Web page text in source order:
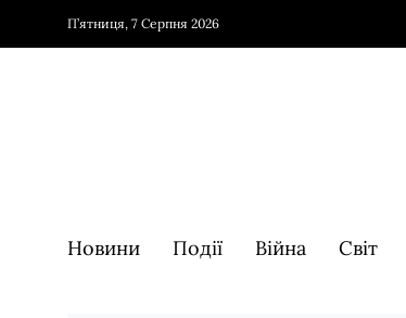
П’ятниця, 7 Серпня 2026
Новини Події Війна Світ